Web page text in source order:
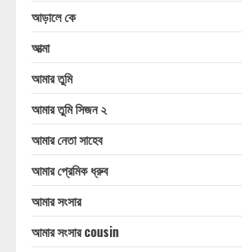
আড়ালে কে
আত্মা
আমার তুমি
আমার তুমি সিজন ২
আমার নেতা সাহেব
আমার প্রেমিক ধ্রুব
আমার সংসার
আমার সংসার cousin